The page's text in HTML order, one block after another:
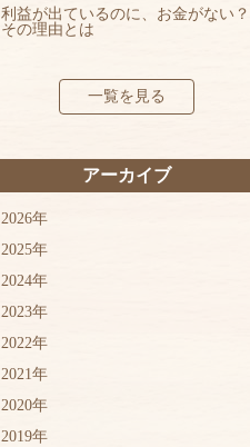
利益が出ているのに、お金がない？
その理由とは
一覧を見る
アーカイブ
2026年
2025年
2024年
2023年
2022年
2021年
2020年
2019年